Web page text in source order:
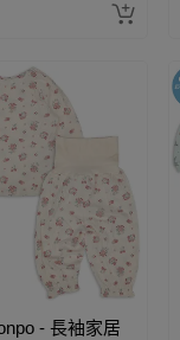
- 長袖家居